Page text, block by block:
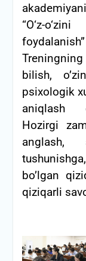
“O‘z-
bilish,
psixologik
aniqlash
Hozirgi
anglash,
bo’lgan
qiziqarli